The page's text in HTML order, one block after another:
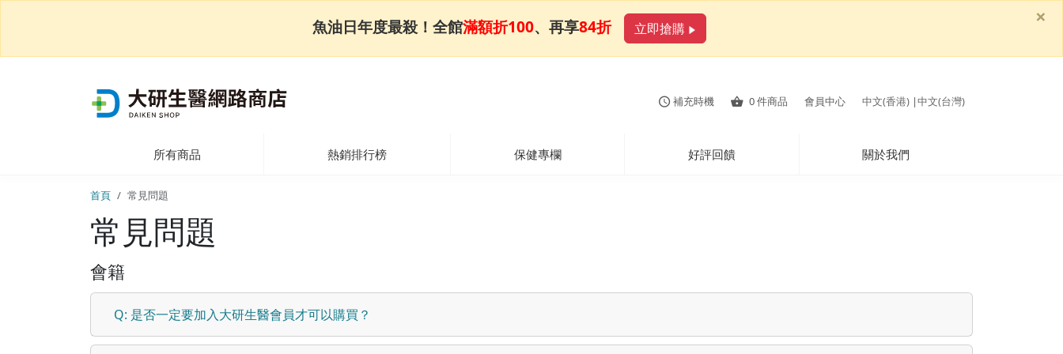
魚油日年度最殺！全館滿額折100、再享84折 立即搶購 ×
補充時機 0件商品 會員中心 中文(香港)|中文(台灣)
所有商品 熱銷排行榜 保健專欄 好評回饋 關於我們
首頁 常見問題
常見問題
會籍
Q: 是否一定要加入大研生醫會員才可以購買？